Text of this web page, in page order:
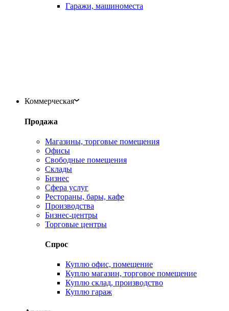
Гаражи, машиноместа
Коммерческая
Продажа
Магазины, торговые помещения
Офисы
Свободные помещения
Склады
Бизнес
Сфера услуг
Рестораны, бары, кафе
Производства
Бизнес-центры
Торговые центры
Спрос
Куплю офис, помещение
Куплю магазин, торговое помещение
Куплю склад, производство
Куплю гараж